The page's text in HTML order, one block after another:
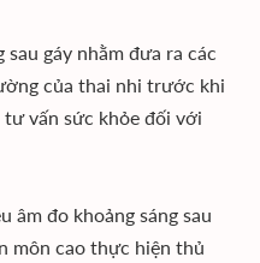
gáy nhằm đưa ra các
của thai nhi trước khi
vấn sức khỏe đối với
âm đo khoảng sáng sau
môn cao thực hiện thủ